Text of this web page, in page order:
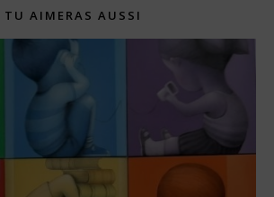
TU AIMERAS AUSSI